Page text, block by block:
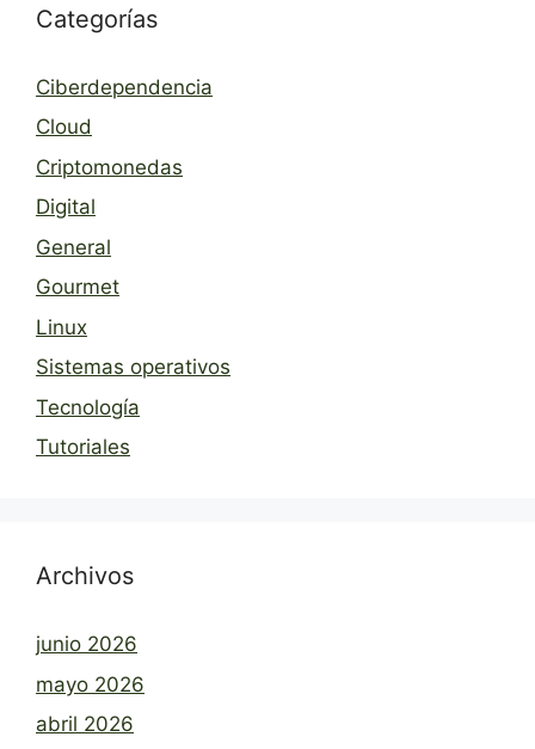
Categorías
Ciberdependencia
Cloud
Criptomonedas
Digital
General
Gourmet
Linux
Sistemas operativos
Tecnología
Tutoriales
Archivos
junio 2026
mayo 2026
abril 2026